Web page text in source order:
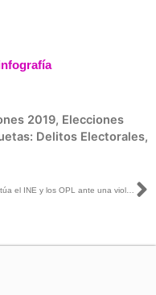
2019, Elecciones
Delitos Electorales,
Así actúa el INE y los OPL ante una violación de la normatividad electoral